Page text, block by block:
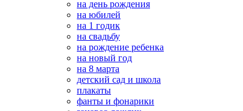
на день рождения
на юбилей
на 1 годик
на свадьбу
на рождение ребенка
на новый год
на 8 марта
детский сад и школа
плакаты
фанты и фонарики